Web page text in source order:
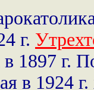
г.
1897 г.
в 1924 г.